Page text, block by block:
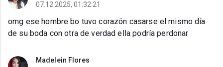
07.12.2025, 01:32:21
omg ese hombre bo tuvo corazón casarse el mismo día
de su boda con otra de verdad ella podría perdonar
Madelein Flores